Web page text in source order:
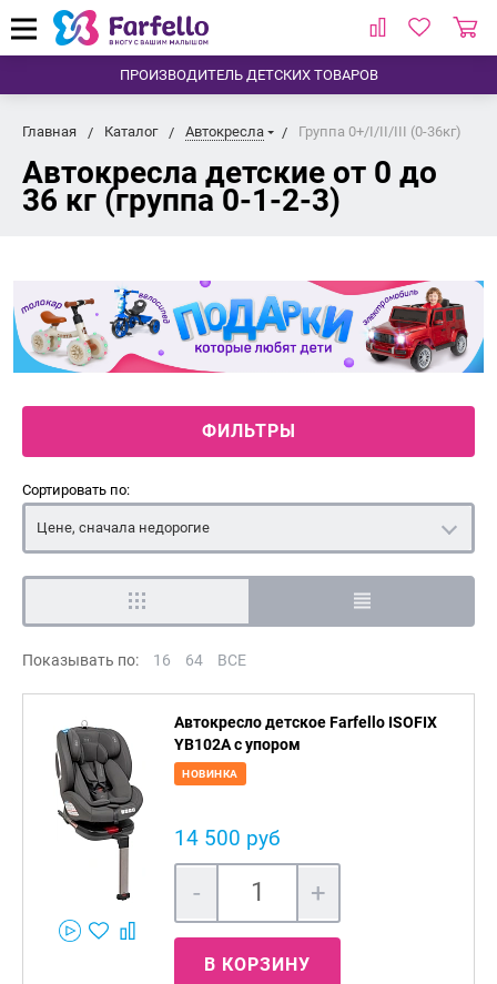
ПРОИЗВОДИТЕЛЬ ДЕТСКИХ ТОВАРОВ
Главная Каталог Автокресла Группа 0+/I/II/III (0-36кг)
Автокресла детские от 0 до
36 кг (группа 0-1-2-3)
ФИЛЬТРЫ
Сортировать по:
Цене, сначала недорогие
Показывать по: 16 64 ВСЕ
Автокресло детское Farfello ISOFIX
YB102A с упором
НОВИНКА
14 500 руб
- +
В КОРЗИНУ